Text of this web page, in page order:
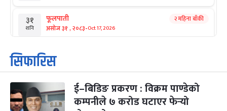
३१
शनि
फूलपाती
असोज ३१ , २०८३-Oct 17, 2026
२ महिना बाँकी
१
आइत
कार्तिक सङ्क्रान्ति
कार्तिक १, २०८३
३
मंगल
महानवमी
कार्तिक ३, २०८३-Oct 20, 2026
२ महिना बाँकी
सिफारिस
ई–बिडिङ प्रकरण : विक्रम पाण्डेको
कम्पनीले ७ करोड घटाएर फेर्‍यो